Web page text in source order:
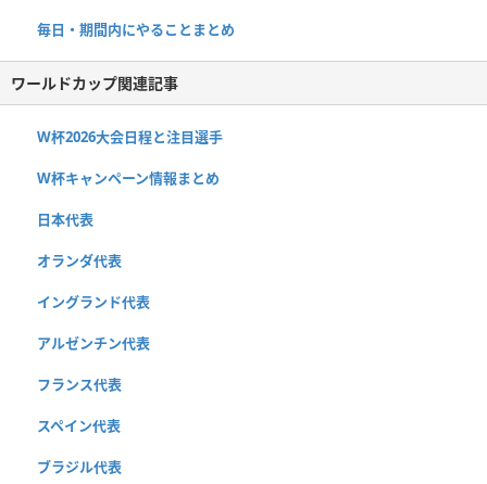
毎日・期間内にやることまとめ
ワールドカップ関連記事
W杯2026大会日程と注目選手
W杯キャンペーン情報まとめ
日本代表
オランダ代表
イングランド代表
アルゼンチン代表
フランス代表
スペイン代表
ブラジル代表